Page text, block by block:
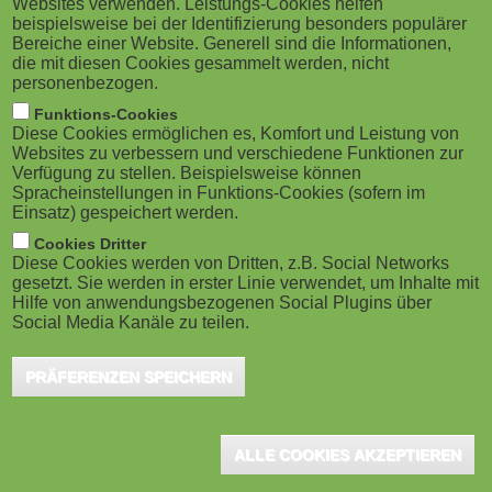
M
o
b
i
l
e
)
g
a
o
n
Ottobrunn, Juni 2025 - Digitale Endgeräte,
soziale Medien, künstliche Intelligenz – und
mittendrin die Lehrkräfte, die all diesen
Entwicklungen gerecht werden sollen. Dabei geht es
längst nicht mehr nur um Technikverständnis, sondern
um Medienkompetenz, pädagogische Verantwortung
und den Schutz junger Menschen im digitalen Raum.
Viele Schulen sind damit strukturell und personell
überfordert. Wie können Lehrkräfte im Spannungsfeld
zwischen digitalem Wandel und Bildungsauftrag
Die Anforderungen an Lehrkräfte haben sich in den vergangenen
Schülerschaft, gesellschaftlicher Wandel und Lehrkräftemangel
Websites verwenden. Leistungs-Cookies helfen
beispielsweise bei der Identifizierung besonders populärer
Bereiche einer Website. Generell sind die Informationen,
die mit diesen Cookies gesammelt werden, nicht
personenbezogen.
Funktions-Cookies
Diese Cookies ermöglichen es, Komfort und Leistung von
Websites zu verbessern und verschiedene Funktionen zur
Verfügung zu stellen. Beispielsweise können
Spracheinstellungen in Funktions-Cookies (sofern im
Einsatz) gespeichert werden.
Cookies Dritter
Diese Cookies werden von Dritten, z.B. Social Networks
gesetzt. Sie werden in erster Linie verwendet, um Inhalte mit
Hilfe von anwendungsbezogenen Social Plugins über
Social Media Kanäle zu teilen.
PRÄFERENZEN SPEICHERN
ALLE COOKIES AKZEPTIEREN